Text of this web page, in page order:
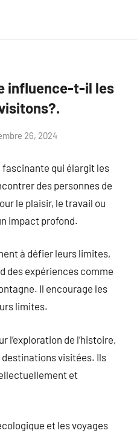
influence-t-il les
26, 2024
fascinante qui élargit les
des personnes de
le plaisir, le travail ou
impact profond.
à défier leurs limites,
des expériences comme
Il encourage les
limites.
l’exploration de l’histoire,
destinations visitées. Ils
et
et les voyages